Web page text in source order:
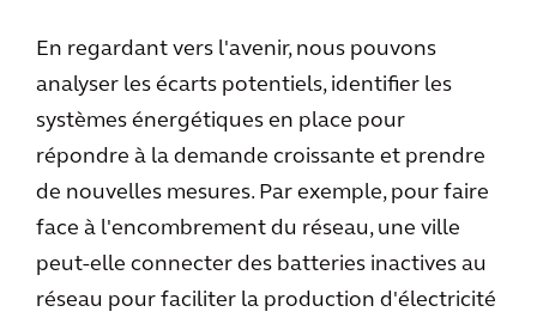
En regardant vers l'avenir, nous pouvons
analyser les écarts potentiels, identifier les
systèmes énergétiques en place pour
répondre à la demande croissante et prendre
de nouvelles mesures. Par exemple, pour faire
face à l'encombrement du réseau, une ville
peut-elle connecter des batteries inactives au
réseau pour faciliter la production d'électricité